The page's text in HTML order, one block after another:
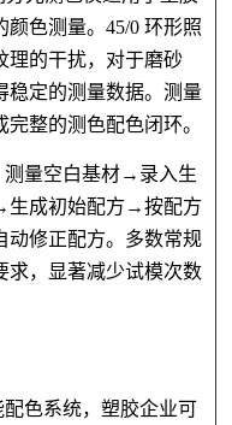
色测量。45/0 环形照
理的干扰，对于磨砂
稳定的测量数据。测量
整的测色配色闭环。
量空白基材→录入生
成初始配方→按配方
修正配方。多数常规
求，显著减少试模次数
色系统，塑胶企业可